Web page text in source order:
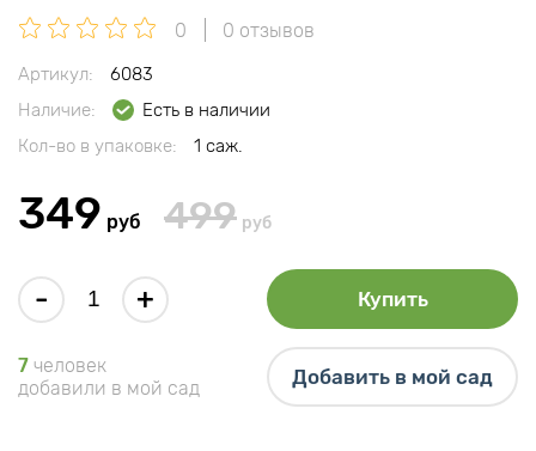
0 0 отзывов
Артикул:
6083
Наличие:
Есть в наличии
Кол-во в упаковке:
1 саж.
349 руб 499 руб
- + Купить
7 человек
добавили в мой сад
Добавить в мой сад